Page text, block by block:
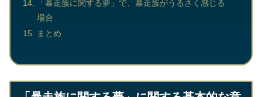
「暴走族に関する夢」で、暴走族がうるさく感じる
場合
まとめ